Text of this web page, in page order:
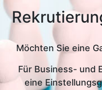
Möchten Sie eine
Für Business- und
eine